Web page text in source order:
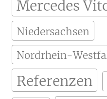
Mercedes
Niedersachsen
Nordrhein-
Referenzen